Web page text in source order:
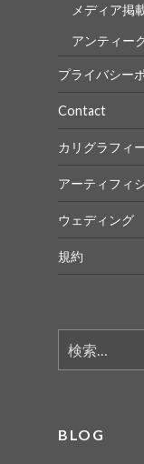
メディア掲
アンティー
プライバシー
Contact
カリグラフィ
アーティフィ
ウェディング
規約
索:
BLOG